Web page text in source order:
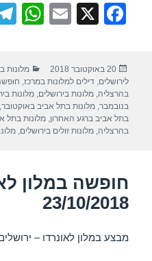
F
e
b
o
X
E
W
s
A
p
פורסם
בתאריך
20 באוקטובר 2018 קטגוריות
מלונות
לירושלים,דילים למלונות במרכז,
בהרצליה,מלונות בירושלים,מלונות
בנובמבר,מלונות בתל אביב באוקטובר
בתל אביב ברגע האחרון,מלונות בתל
בהרצליה,מלונות זולים בירושלים,
חופשה במלון
23/10/2018
מבצע במלון לאונרדו –